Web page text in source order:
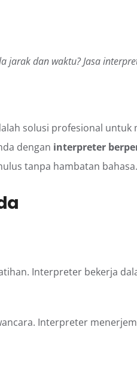
dan waktu? Jasa
solusi profesional untuk
dengan interpreter
tanpa hambatan bahasa.
Interpreter bekerja
Interpreter